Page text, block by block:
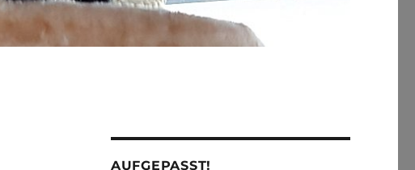
AUFGEPASST!